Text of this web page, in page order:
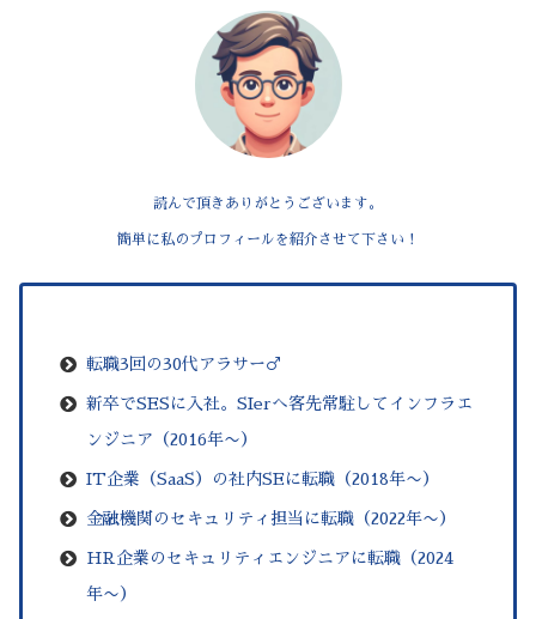
読んで頂きありがとうございます。
簡単に私のプロフィールを紹介させて下さい！
転職3回の30代アラサー♂
新卒でSESに入社。SIerへ客先常駐してインフラエ
ンジニア（2016年〜）
IT企業（SaaS）の社内SEに転職（2018年〜）
金融機関の セキュリティ 担当に転職（2022年〜）
HR企業のセキュリティエンジニアに転職（2024
年〜）